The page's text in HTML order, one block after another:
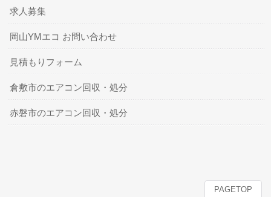
求人募集
岡山YMエコ お問い合わせ
見積もりフォーム
倉敷市のエアコン回収・処分
赤磐市のエアコン回収・処分
PAGETOP